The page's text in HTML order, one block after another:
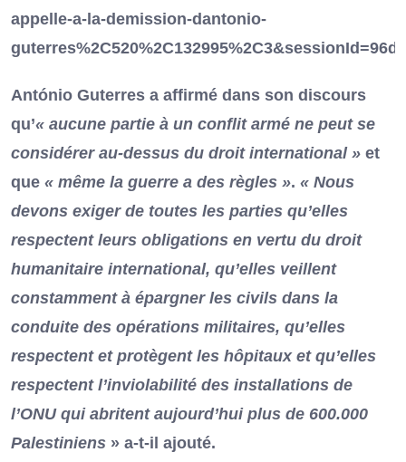
appelle-a-la-demission-dantonio-
António Guterres a affirmé dans son discours
qu’« aucune partie à un conflit armé ne peut se
considérer au-dessus du droit international » et
que « même la guerre a des règles ». « Nous
devons exiger de toutes les parties qu’elles
respectent leurs obligations en vertu du droit
humanitaire international, qu’elles veillent
constamment à épargner les civils dans la
conduite des opérations militaires, qu’elles
respectent et protègent les hôpitaux et qu’elles
respectent l’inviolabilité des installations de
l’ONU qui abritent aujourd’hui plus de 600.000
Palestiniens » a-t-il ajouté.